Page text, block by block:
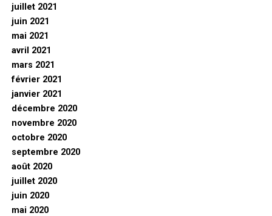
juillet 2021
juin 2021
mai 2021
avril 2021
mars 2021
février 2021
janvier 2021
décembre 2020
novembre 2020
octobre 2020
septembre 2020
août 2020
juillet 2020
juin 2020
mai 2020